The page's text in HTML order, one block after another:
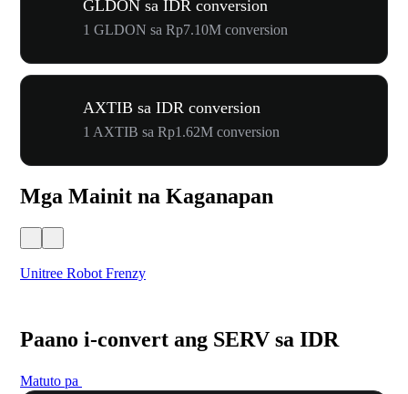
GLDON sa IDR conversion
1 GLDON sa Rp7.10M conversion
AXTIB sa IDR conversion
1 AXTIB sa Rp1.62M conversion
Mga Mainit na Kaganapan
Unitree Robot Frenzy
Paano i-convert ang SERV sa IDR
Matuto pa